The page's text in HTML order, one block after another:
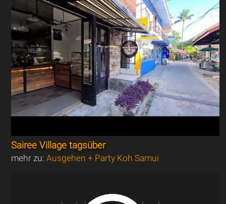
Sairee Village tagsüber
mehr zu:Ausgehen + Party Koh Samui